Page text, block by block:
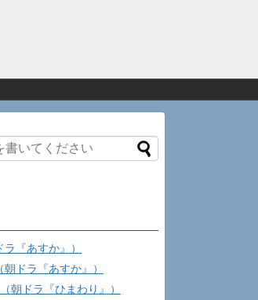
ラ『あすか』）
朝ドラ『あすか』）
朝ドラ『ひまわり』）